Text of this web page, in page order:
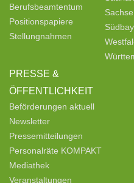
Berufsbeamtentum
Positionspapiere
Stellungnahmen
PRESSE &
ÖFFENTLICHKEIT
Beförderungen aktuell
Newsletter
Pressemitteilungen
Personalräte KOMPAKT
Mediathek
Veranstaltungen